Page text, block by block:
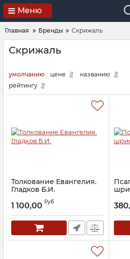
Меню
Главная Бренды Скрижаль
Скрижаль
умолчанию цене
названию
рейтингу
Толкование Евангелия.
Гладков Б.И.
26228
1 100,00 Руб